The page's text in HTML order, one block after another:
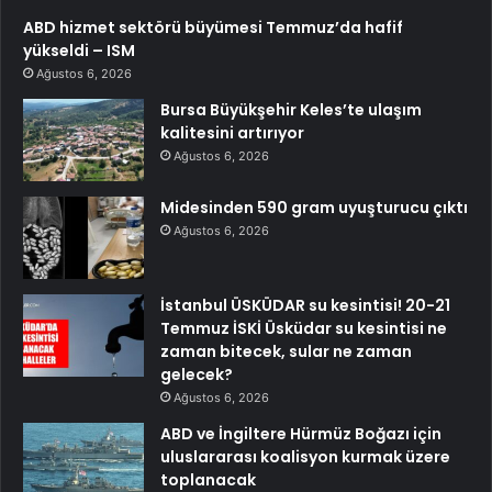
ABD hizmet sektörü büyümesi Temmuz’da hafif
yükseldi – ISM
Ağustos 6, 2026
Bursa Büyükşehir Keles’te ulaşım
kalitesini artırıyor
Ağustos 6, 2026
Midesinden 590 gram uyuşturucu çıktı
Ağustos 6, 2026
İstanbul ÜSKÜDAR su kesintisi! 20-21
Temmuz İSKİ Üsküdar su kesintisi ne
zaman bitecek, sular ne zaman
gelecek?
Ağustos 6, 2026
ABD ve İngiltere Hürmüz Boğazı için
uluslararası koalisyon kurmak üzere
toplanacak